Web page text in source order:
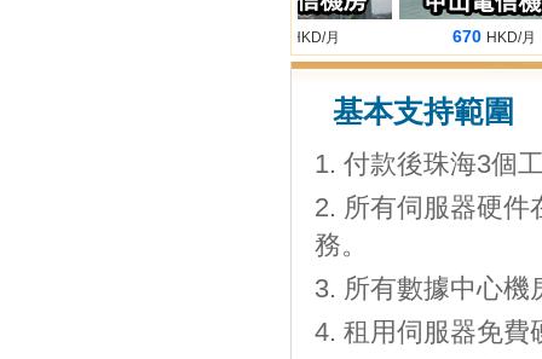
HKD/月 670HKD/月
基本支持範圍
付款後珠海3個
所有伺服器硬件
務。
所有數據中心機
租用伺服器免費